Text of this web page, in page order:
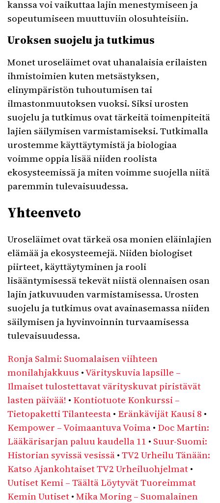
kanssa voi vaikuttaa lajin menestymiseen ja
sopeutumiseen muuttuviin olosuhteisiin.
Uroksen suojelu ja tutkimus
Monet uroseläimet ovat uhanalaisia erilaisten
ihmistoimien kuten metsästyksen,
elinympäristön tuhoutumisen tai
ilmastonmuutoksen vuoksi. Siksi urosten
suojelu ja tutkimus ovat tärkeitä toimenpiteitä
lajien säilymisen varmistamiseksi. Tutkimalla
urostemme käyttäytymistä ja biologiaa
voimme oppia lisää niiden roolista
ekosysteemissä ja miten voimme suojella niitä
paremmin tulevaisuudessa.
Yhteenveto
Uroseläimet ovat tärkeä osa monien eläinlajien
elämää ja ekosysteemejä. Niiden biologiset
piirteet, käyttäytyminen ja rooli
lisääntymisessä tekevät niistä olennaisen osan
lajin jatkuvuuden varmistamisessa. Urosten
suojelu ja tutkimus ovat avainasemassa niiden
säilymisen ja hyvinvoinnin turvaamisessa
tulevaisuudessa.
Ronja Salmi: Suomalaisen viihteen
monilahjakkuus •Värityskuvia lapsille –
Ilmaiset tulostettavat värityskuvat piristävät
lasten päivää! • Kontiotuote Konkurssi –
Tietopaketti Tilanteesta• Eränkävijät Kausi 8 •
Kempower – Voimaantuva Voima• Doc Martin:
Lääkärisarjan paluu kaudella 11 • Suur-Suomi:
Historian syvissä vesissä•TV2 Urheilu Tänään:
Katso Ajankohtaiset TV2 Urheiluohjelmat•
Uutiset Kemi – Täältä Löytyvät Tuoreimmat
Kemin Uutiset•Mika Moring – Suomalainen